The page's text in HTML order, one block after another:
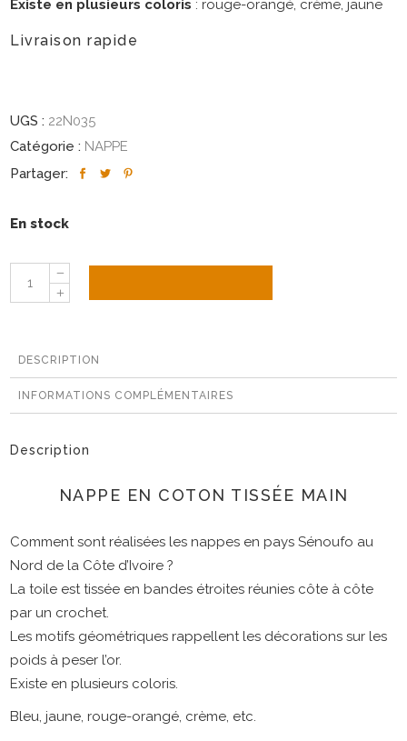
Existe en plusieurs coloris : rouge-orangé, crème, jaune
Livraison rapide
UGS : 22N035
Catégorie : NAPPE
Partager:
En stock
main
quantité
DESCRIPTION
INFORMATIONS COMPLÉMENTAIRES
Description
NAPPE EN COTON TISSÉE MAIN
Comment sont réalisées les nappes en pays Sénoufo au
Nord de la Côte d’Ivoire ?
La toile est tissée en bandes étroites réunies côte à côte
par un crochet.
Les motifs géométriques rappellent les décorations sur les
poids à peser l’or.
Existe en plusieurs coloris.
Bleu, jaune, rouge-orangé, crème, etc.